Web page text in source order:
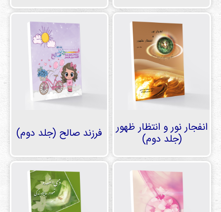
انفجار نور و انتظار ظهور
(جلد دوم) فرزند صالح (جلد دوم)